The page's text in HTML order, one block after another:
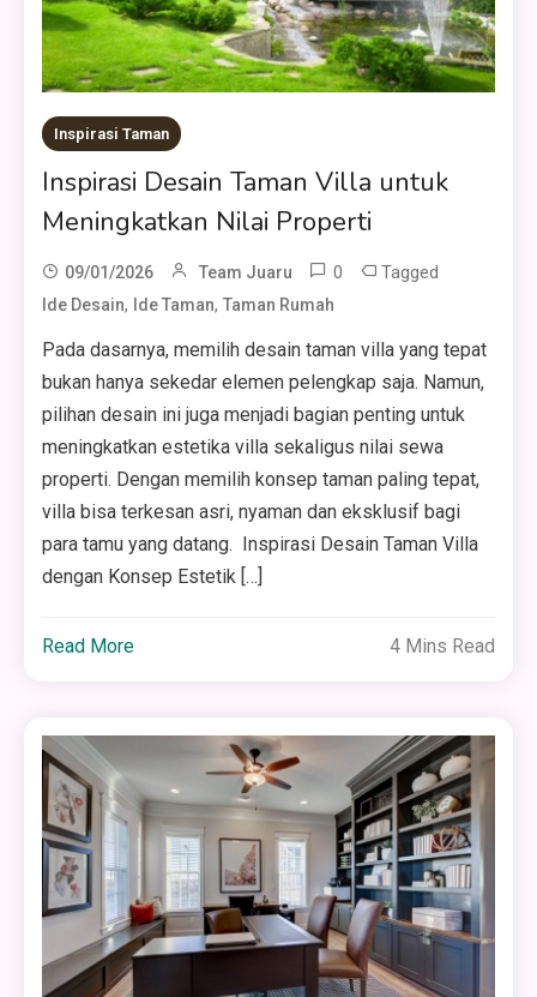
Inspirasi Taman
Inspirasi Desain Taman Villa untuk
Meningkatkan Nilai Properti
09/01/2026 Team Juaru 0 Tagged
Ide Desain, Ide Taman,Taman Rumah
Pada dasarnya, memilih desain taman villa yang tepat
bukan hanya sekedar elemen pelengkap saja. Namun,
pilihan desain ini juga menjadi bagian penting untuk
meningkatkan estetika villa sekaligus nilai sewa
properti. Dengan memilih konsep taman paling tepat,
villa bisa terkesan asri, nyaman dan eksklusif bagi
para tamu yang datang. Inspirasi Desain Taman Villa
dengan Konsep Estetik […]
Read More 4 Mins Read